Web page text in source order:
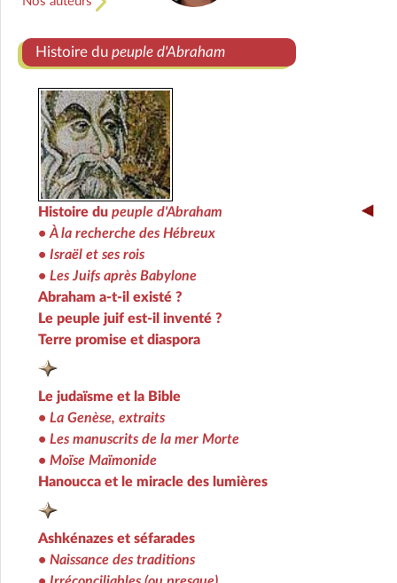
Histoire du peuple d'Abraham
Histoire du peuple d'Abraham
• À la recherche des Hébreux
• Israël et ses rois
• Les Juifs après Babylone
Abraham a-t-il existé ?
Le peuple juif est-il inventé ?
Terre promise et diaspora
Le judaïsme et la Bible
• La Genèse, extraits
• Les manuscrits de la mer Morte
• Moïse Maïmonide
Hanoucca et le miracle des lumières
Ashkénazes et séfarades
• Naissance des traditions